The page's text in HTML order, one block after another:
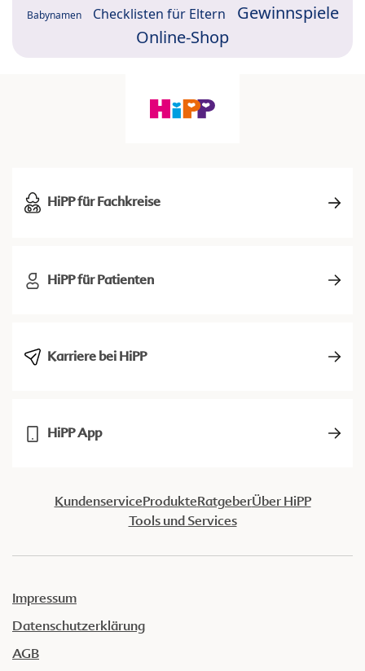
Babynamen Checklisten für Eltern
Gewinnspiele
Online-Shop
HiPP für Fachkreise
HiPP für Patienten
Karriere bei HiPP
HiPP App
KundenserviceProdukteRatgeberÜber HiPP
Tools und Services
Impressum
Datenschutzerklärung
AGB